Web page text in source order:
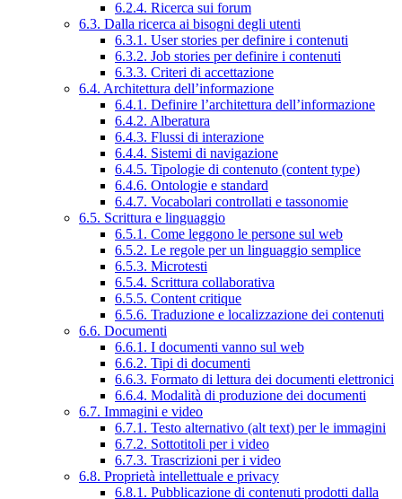
6.2.4. Ricerca sui forum
6.3. Dalla ricerca ai bisogni degli utenti
6.3.1. User stories per definire i contenuti
6.3.2. Job stories per definire i contenuti
6.3.3. Criteri di accettazione
6.4. Architettura dell’informazione
6.4.1. Definire l’architettura dell’informazione
6.4.2. Alberatura
6.4.3. Flussi di interazione
6.4.4. Sistemi di navigazione
6.4.5. Tipologie di contenuto (content type)
6.4.6. Ontologie e standard
6.4.7. Vocabolari controllati e tassonomie
6.5. Scrittura e linguaggio
6.5.1. Come leggono le persone sul web
6.5.2. Le regole per un linguaggio semplice
6.5.3. Microtesti
6.5.4. Scrittura collaborativa
6.5.5. Content critique
6.5.6. Traduzione e localizzazione dei contenuti
6.6. Documenti
6.6.1. I documenti vanno sul web
6.6.2. Tipi di documenti
6.6.3. Formato di lettura dei documenti elettronici
6.6.4. Modalità di produzione dei documenti
6.7. Immagini e video
6.7.1. Testo alternativo (alt text) per le immagini
6.7.2. Sottotitoli per i video
6.7.3. Trascrizioni per i video
6.8. Proprietà intellettuale e privacy
6.8.1. Pubblicazione di contenuti prodotti dalla